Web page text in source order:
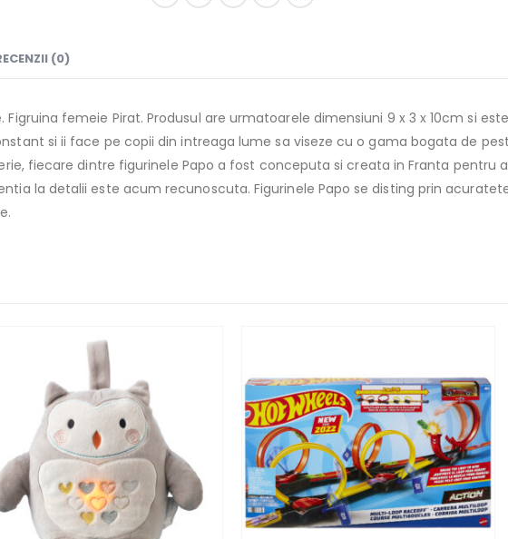
(0)
femeie Pirat. Produsul are urmatoarele dimensiuni 9 x 3 x 10cm si
si ii face pe copii din intreaga lume sa viseze cu o gama bogata de
fiecare dintre figurinele Papo a fost conceputa si creata in Franta
la detalii este acum recunoscuta. Figurinele Papo se disting prin